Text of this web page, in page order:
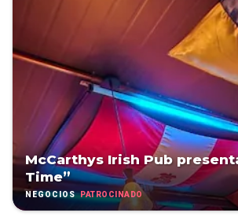
McCarthys Irish Pub
Time”
NEGOCIOS PATROCINADO